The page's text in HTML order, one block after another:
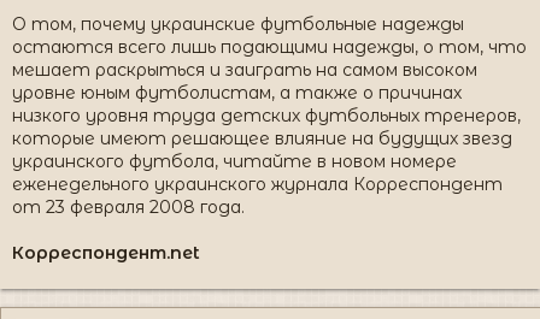
О том, почему украинские футбольные надежды
остаются всего лишь подающими надежды, о том, что
мешает раскрыться и заиграть на самом высоком
уровне юным футболистам, а также о причинах
низкого уровня труда детских футбольных тренеров,
которые имеют решающее влияние на будущих звезд
украинского футбола, читайте в новом номере
еженедельного украинского журнала Корреспондент
от 23 февраля 2008 года.
Корреспондент.net